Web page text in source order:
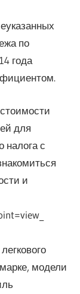
по
года
для
налога с
и
модели